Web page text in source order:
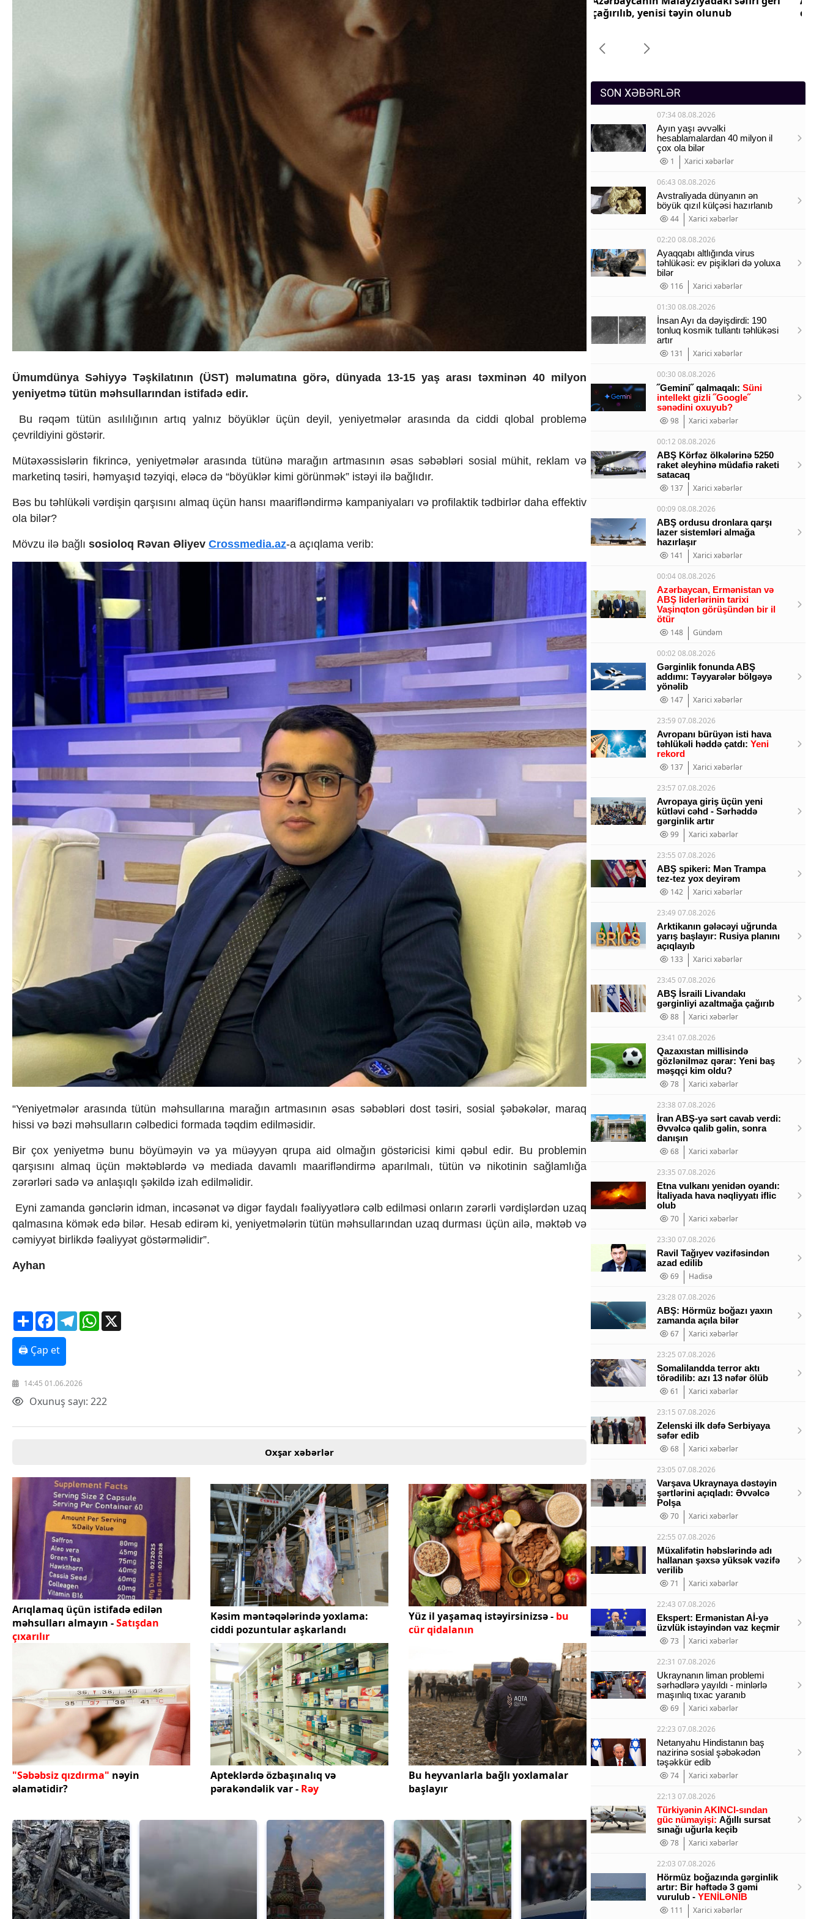
Ailə və uşaq
İqtisadi xəbərlər
Energetika
Neft-qaz
Əmək və sosial siyasət
Kənd təsərrüfatı
Telekommunikasiya və nəqliyyat
COP29
Cəmiyyət
Crossmedia.az - 1 yaş
Siyasət
Məhkəmə və hüquq
Ekologiya
Zəfər - 5
Gənclər və İdman
Hadisə
Sağlamlıq
Mənəvi dəyərlər
Texnologiya
Mətbuat-150
Ümumdünya Səhiyyə Təşkilatının (ÜST) məlumatına görə, dünyada 13-15 yaş arası təxminən 40 milyon
yeniyetmə tütün məhsullarından istifadə edir.
Bu rəqəm tütün asılılığının artıq yalnız böyüklər üçün deyil, yeniyetmələr arasında da ciddi qlobal problemə
çevrildiyini göstərir.
Mütəxəssislərin fikrincə, yeniyetmələr arasında tütünə marağın artmasının əsas səbəbləri sosial mühit, reklam və
marketinq təsiri, həmyaşıd təzyiqi, eləcə də “böyüklər kimi görünmək” istəyi ilə bağlıdır.
Bəs bu təhlükəli vərdişin qarşısını almaq üçün hansı maarifləndirmə kampaniyaları və profilaktik tədbirlər daha effektiv
ola bilər?
Mövzu ilə bağlı sosioloq Rəvan Əliyev Crossmedia.az-a açıqlama verib:
“Yeniyetmələr arasında tütün məhsullarına marağın artmasının əsas səbəbləri dost təsiri, sosial şəbəkələr, maraq
hissi və bəzi məhsulların cəlbedici formada təqdim edilməsidir.
Bir çox yeniyetmə bunu böyüməyin və ya müəyyən qrupa aid olmağın göstəricisi kimi qəbul edir. Bu problemin
qarşısını almaq üçün məktəblərdə və mediada davamlı maarifləndirmə aparılmalı, tütün və nikotinin sağlamlığa
zərərləri sadə və anlaşıqlı şəkildə izah edilməlidir.
Eyni zamanda gənclərin idman, incəsənət və digər faydalı fəaliyyətlərə cəlb edilməsi onların zərərli vərdişlərdən uzaq
qalmasına kömək edə bilər. Hesab edirəm ki, yeniyetmələrin tütün məhsullarından uzaq durması üçün ailə, məktəb və
cəmiyyət birlikdə fəaliyyət göstərməlidir”.
Ayhan
ShareFacebookTelegramWhatsApp
🖨 Çap et
14:45 01.06.2026
Oxunuş sayı: 222
Oxşar xəbərlər
Arıqlamaq üçün istifadə edilən
məhsulları almayın -Satışdan
çıxarılır
Kəsim məntəqələrində yoxlama:
ciddi pozuntular aşkarlandı
Yüz il yaşamaq istəyirsinizsə - bu
cür qidalanın
"Səbəbsiz qızdırma" nəyin
əlamətidir?
Apteklərdə özbaşınalıq və
pərakəndəlik var - Rəy
Bu heyvanlarla bağlı yoxlamalar
başlayır
Forumunun Təşkilat Komitəsi yaradılıb
çağırılıb, yenisi təyin olunub
SON XƏBƏRLƏR
07:34 08.08.2026
Ayın yaşı əvvəlki
hesablamalardan 40 milyon il
çox ola bilər
1
Xarici xəbərlər
06:43 08.08.2026
Avstraliyada dünyanın ən
böyük qızıl külçəsi hazırlanıb
44
Xarici xəbərlər
02:20 08.08.2026
Ayaqqabı altlığında virus
təhlükəsi: ev pişikləri də yoluxa
bilər
116
Xarici xəbərlər
01:30 08.08.2026
İnsan Ayı da dəyişdirdi: 190
tonluq kosmik tullantı təhlükəsi
artır
131
Xarici xəbərlər
00:30 08.08.2026
˝Gemini˝ qalmaqalı: Süni
intellekt gizli ˝Google˝
sənədini oxuyub?
98
Xarici xəbərlər
00:12 08.08.2026
ABŞ Körfəz ölkələrinə 5250
raket əleyhinə müdafiə raketi
satacaq
137
Xarici xəbərlər
00:09 08.08.2026
ABŞ ordusu dronlara qarşı
lazer sistemləri almağa
hazırlaşır
141
Xarici xəbərlər
00:04 08.08.2026
Azərbaycan, Ermənistan və
ABŞ liderlərinin tarixi
Vaşinqton görüşündən bir il
ötür
148
Gündəm
00:02 08.08.2026
Gərginlik fonunda ABŞ
addımı: Təyyarələr bölgəyə
yönəlib
147
Xarici xəbərlər
23:59 07.08.2026
Avropanı bürüyən isti hava
təhlükəli həddə çatdı: Yeni
rekord
137
Xarici xəbərlər
23:57 07.08.2026
Avropaya giriş üçün yeni
kütləvi cəhd - Sərhəddə
gərginlik artır
99
Xarici xəbərlər
23:55 07.08.2026
ABŞ spikeri: Mən Trampa
tez-tez yox deyirəm
142
Xarici xəbərlər
23:49 07.08.2026
Arktikanın gələcəyi uğrunda
yarış başlayır: Rusiya planını
açıqlayıb
133
Xarici xəbərlər
23:45 07.08.2026
ABŞ İsraili Livandakı
gərginliyi azaltmağa çağırıb
88
Xarici xəbərlər
23:41 07.08.2026
Qazaxıstan millisində
gözlənilməz qərar: Yeni baş
məşqçi kim oldu?
78
Xarici xəbərlər
23:38 07.08.2026
İran ABŞ-yə sərt cavab verdi:
Əvvəlcə qalib gəlin, sonra
danışın
68
Xarici xəbərlər
23:35 07.08.2026
Etna vulkanı yenidən oyandı:
İtaliyada hava nəqliyyatı iflic
olub
70
Xarici xəbərlər
23:30 07.08.2026
Ravil Tağıyev vəzifəsindən
azad edilib
69
Hadisə
23:28 07.08.2026
ABŞ: Hörmüz boğazı yaxın
zamanda açıla bilər
67
Xarici xəbərlər
23:25 07.08.2026
Somalilandda terror aktı
törədilib: azı 13 nəfər ölüb
61
Xarici xəbərlər
23:15 07.08.2026
Zelenski ilk dəfə Serbiyaya
səfər edib
68
Xarici xəbərlər
23:05 07.08.2026
Varşava Ukraynaya dəstəyin
şərtlərini açıqladı: Əvvəlcə
Polşa
70
Xarici xəbərlər
22:55 07.08.2026
Müxalifətin həbslərində adı
hallanan şəxsə yüksək vəzifə
verilib
71
Xarici xəbərlər
22:43 07.08.2026
Ekspert: Ermənistan Aİ-yə
üzvlük istəyindən vaz keçmir
73
Xarici xəbərlər
22:31 07.08.2026
Ukraynanın liman problemi
sərhədlərə yayıldı - minlərlə
maşınlıq tıxac yaranıb
69
Xarici xəbərlər
22:23 07.08.2026
Netanyahu Hindistanın baş
nazirinə sosial şəbəkədən
təşəkkür edib
74
Xarici xəbərlər
22:13 07.08.2026
Türkiyənin AKINCI-sından
güc nümayişi: Ağıllı sursat
sınağı uğurla keçib
78
Xarici xəbərlər
22:03 07.08.2026
Hörmüz boğazında gərginlik
artır: Bir həftədə 3 gəmi
vurulub - YENİLƏNİB
111
Xarici xəbərlər